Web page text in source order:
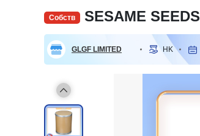
SESAME SEEDS
GLGF LIMITED HK